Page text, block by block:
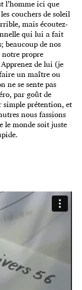
l’homme ici que
couchers de soleil
mais écoutez-
qui lui a fait
beaucoup de nos
propre
de lui (je
un maître ou
ne se sente pas
par goût de
prétention, et
nous fassions
le monde soit juste